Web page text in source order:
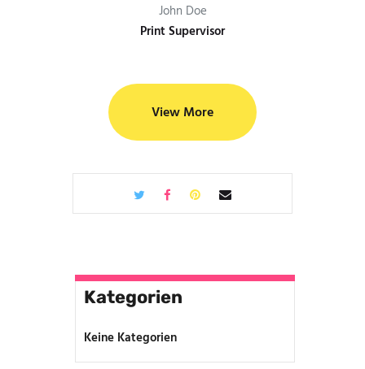
John Doe
Print Supervisor
View More
Kategorien
Keine Kategorien